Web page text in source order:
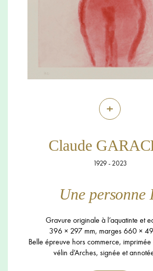
+
Claude
1929 - 2023
Une personne
Gravure originale à l’aquatinte et
396 × 297 mm, marges 660 ×
Belle épreuve hors commerce,
vélin d’Arches, signée et